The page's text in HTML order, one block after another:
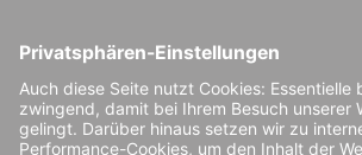
Datenschutz
Kontakt
Pressecenter